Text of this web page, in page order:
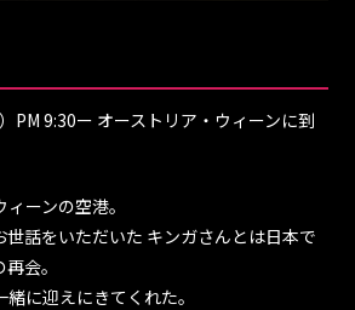
PM 9:30ー オーストリア・ウィーンに到
ーンの空港。
世話をいただいた キンガさんとは日本で
会。
に迎えにきてくれた。